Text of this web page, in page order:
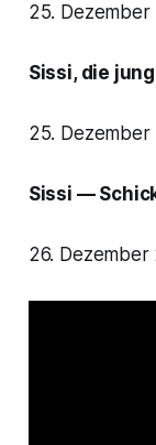
25. Dezember
Sissi, die
25. Dezember
Sissi —
26. Dezember